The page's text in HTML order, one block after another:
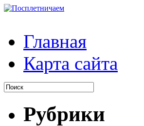
Главная
Карта сайта
Рубрики